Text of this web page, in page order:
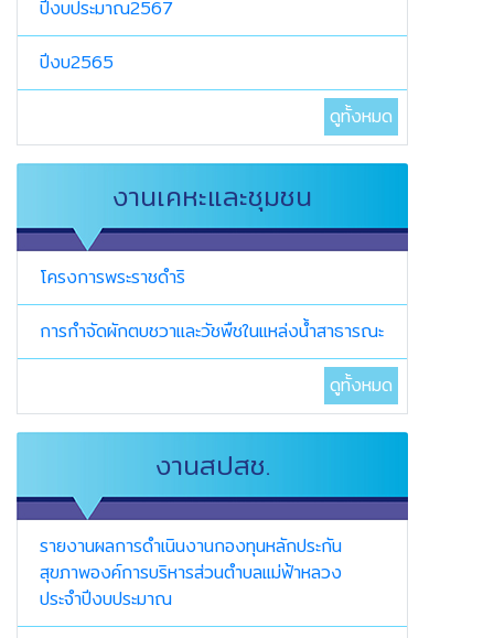
ปีงบประมาณ2567
ปีงบ2565
ดูทั้งหมด
งานเคหะและชุมชน
โครงการพระราชดำริ
การกำจัดผักตบชวาและวัชพืชในแหล่งน้ำสาธารณะ
ดูทั้งหมด
งานสปสช.
รายงานผลการดำเนินงานกองทุนหลักประกัน
สุขภาพองค์การบริหารส่วนตำบลแม่ฟ้าหลวง
ประจำปีงบประมาณ